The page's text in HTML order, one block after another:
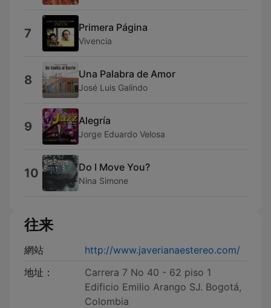
7 Primera Página
Vivencia
8 Una Palabra de Amor
José Luis Galindo
9 Alegría
Jorge Eduardo Velosa
10 Do I Move You?
Nina Simone
往来
網站
http://www.javerianaestereo.com/
地址：
Carrera 7 No 40 - 62 piso 1
Edificio Emilio Arango SJ. Bogotá,
Colombia